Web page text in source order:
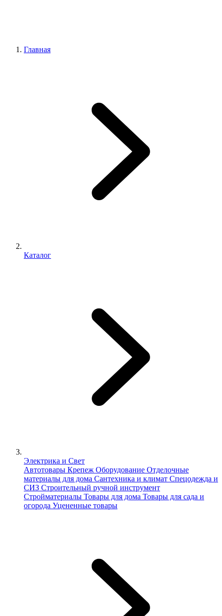
Главная
Каталог
Электрика и Свет
Автотовары Крепеж Оборудование Отделочные
материалы для дома Сантехника и климат Спецодежда и
СИЗ Строительный ручной инструмент
Стройматериалы Товары для дома Товары для сада и
огорода Уцененные товары